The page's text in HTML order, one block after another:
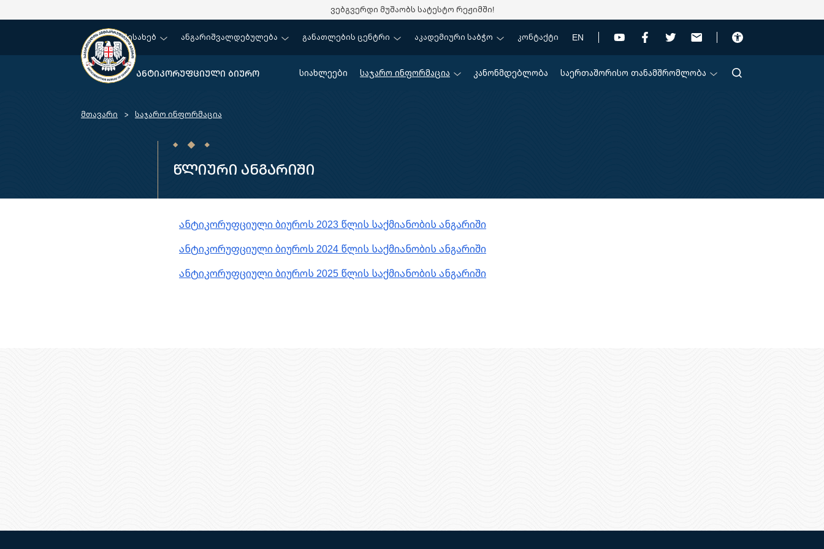
ვებგვერდი მუშაობს სატესტო რეჟიმში!
ჩვენ შესახებ ანგარიშვალდებულება განათლების ცენტრი აკადემიური საბჭო კონტაქტი EN
ანტიკორუფციული ბიურო სიახლეები საჯარო ინფორმაცია კანონმდებლობა საერთაშორისო თანამშრომლობა
მთავარი საჯარო ინფორმაცია
წლიური ანგარიში
ანტიკორუფციული ბიუროს 2023 წლის საქმიანობის ანგარიში
ანტიკორუფციული ბიუროს 2024 წლის საქმიანობის ანგარიში
ანტიკორუფციული ბიუროს 2025 წლის საქმიანობის ანგარიში